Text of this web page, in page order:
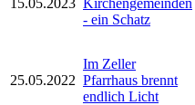
- ein Schatz
25.05.2022
Im Zeller
Pfarrhaus brennt
endlich Licht